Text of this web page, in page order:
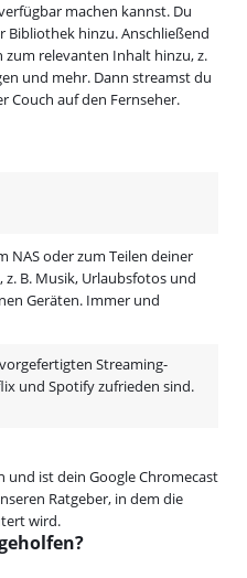
machen kannst. Du
Bibliothek hinzu. Anschließend
relevanten Inhalt hinzu, z.
und mehr. Dann streamst du
Couch auf den Fernseher.
NAS oder zum Teilen deiner
B. Musik, Urlaubsfotos und
Geräten. Immer und
Streaming-
und Spotify zufrieden sind.
und ist dein Google Chromecast
Ratgeber, in dem die
wird.